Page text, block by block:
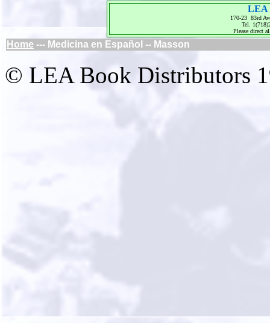
LEA
170-23 83rd
Tel.
Please direct
Home --- Medicina en Español -- Masson
© LEA Book Distributors